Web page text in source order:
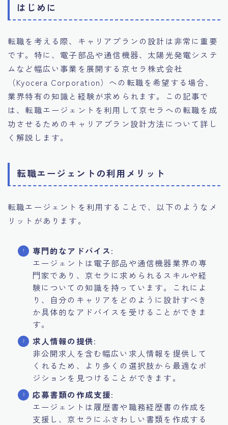
14.エージェント利用者の成功事例集
はじめに
転職を考える際、キャリアプランの設計は非常に重要
です。特に、電子部品や通信機器、太陽光発電システ
ムなど幅広い事業を展開する京セラ株式会社
（Kyocera Corporation）への転職を希望する場合、
業界特有の知識と経験が求められます。この記事で
は、転職エージェントを利用して京セラへの転職を成
功させるためのキャリアプラン設計方法について詳し
く解説します。
転職エージェントの利用メリット
転職エージェントを利用することで、以下のようなメ
リットがあります。
専門的なアドバイス:
エージェントは電子部品や通信機器業界の専
門家であり、京セラに求められるスキルや経
験についての知識を持っています。これによ
り、自分のキャリアをどのように設計すべき
か具体的なアドバイスを受けることができま
す。
求人情報の提供:
非公開求人を含む幅広い求人情報を提供して
くれるため、より多くの選択肢から最適なポ
ジションを見つけることができます。
応募書類の作成支援:
エージェントは履歴書や職務経歴書の作成を
支援し、京セラにふさわしい書類を作成する